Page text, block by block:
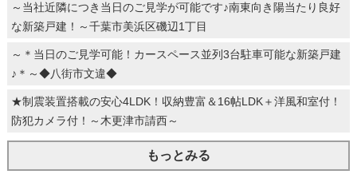
～当社近隣につき当日のご見学が可能です♪南東向き陽当たり良好
な新築戸建！～千葉市美浜区磯辺1丁目
～＊当日のご見学可能！カースペース並列3台駐車可能な新築戸建
♪＊～◆八街市文違◆
★制震装置搭載の安心4LDK！収納豊富＆16帖LDK＋洋風和室付！
防犯カメラ付！～木更津市請西～
もっとみる